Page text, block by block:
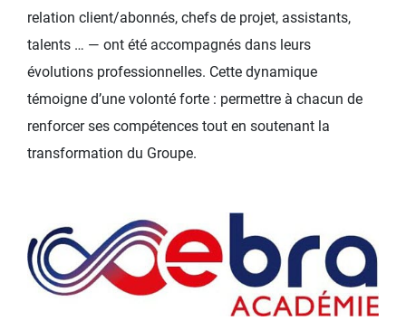
relation client/abonnés, chefs de projet, assistants,
talents … — ont été accompagnés dans leurs
évolutions professionnelles. Cette dynamique
témoigne d’une volonté forte : permettre à chacun de
renforcer ses compétences tout en soutenant la
transformation du Groupe.